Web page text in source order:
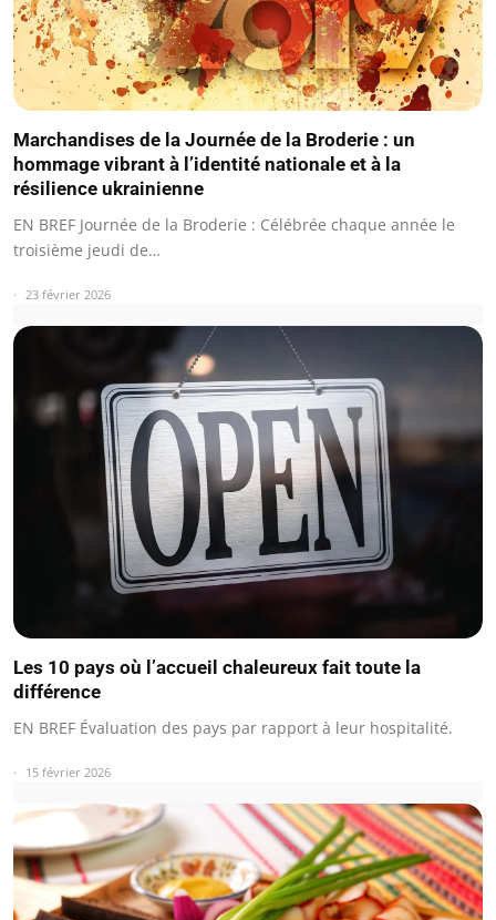
Marchandises de la Journée de la Broderie : un
hommage vibrant à l’identité nationale et à la
résilience ukrainienne
EN BREF Journée de la Broderie : Célébrée chaque année le
troisième jeudi de…
23 février 2026
Les 10 pays où l’accueil chaleureux fait toute la
différence
EN BREF Évaluation des pays par rapport à leur hospitalité.
15 février 2026